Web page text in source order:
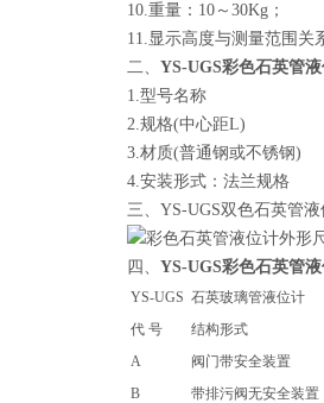
10.重量：10～30Kg；
11.显示高度与测量范围关
二、 YS-UGS彩色石英管
1.型号名称
2.规格(中心距L)
3.材质(普通钢或不锈钢)
4.安装形式：法兰规格
三、YS-UGS双色石英管
四、 YS-UGS彩色石英管
YS-UGS 石英玻璃管液位计
代 号
结构形式
A
阀门带安全装置
B
带排污阀无安全装置